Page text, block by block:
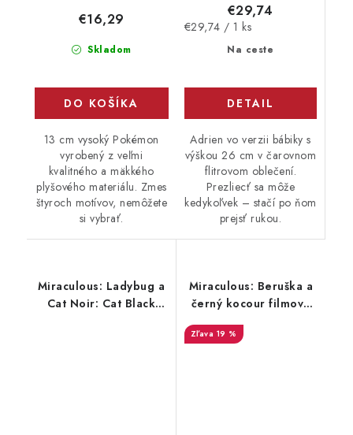
Skladom
€16,29
DO KOŠÍKA
13 cm vysoký Pokémon
vyrobený z veľmi
kvalitného a mäkkého
plyšového materiálu. Zmes
štyroch motívov, nemôžete
si vybrať.
Na ceste
€29,74
Jednotková
€29,74 / 1 ks
DETAIL
Adrien vo verzii bábiky s
výškou 26 cm v čarovnom
flitrovom oblečení.
Prezliecť sa môže
kedykoľvek – stačí po ňom
prejsť rukou.
Miraculous: Ladybug a
Cat Noir: Cat Black
Miraculous: Beruška a
černý kocour filmová
Panenka
19 %